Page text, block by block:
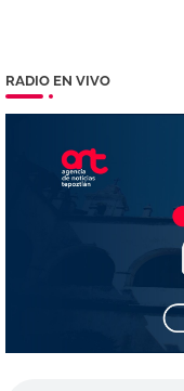
RADIO EN VIVO